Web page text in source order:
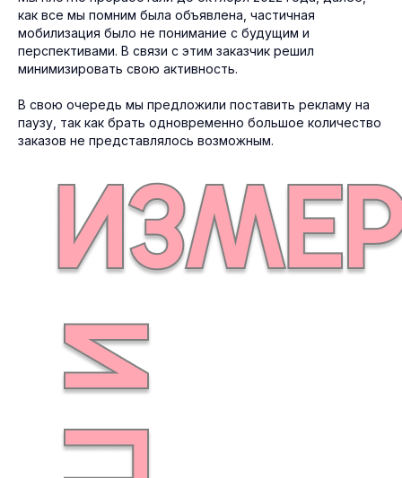
как все мы помним была объявлена, частичная
мобилизация было не понимание с будущим и
перспективами. В связи с этим заказчик решил
минимизировать свою активность.
В свою очередь мы предложили поставить рекламу на
паузу, так как брать одновременно большое количество
заказов не представлялось возможным.